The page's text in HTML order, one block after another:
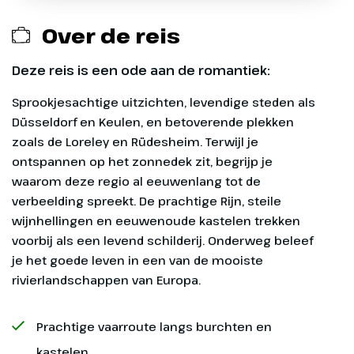
Over de reis
Deze reis is een ode aan de romantiek:
Sprookjesachtige uitzichten, levendige steden als
Düsseldorf en Keulen, en betoverende plekken
zoals de Loreley en Rüdesheim. Terwijl je
ontspannen op het zonnedek zit, begrijp je
waarom deze regio al eeuwenlang tot de
verbeelding spreekt. De prachtige Rijn, steile
wijnhellingen en eeuwenoude kastelen trekken
voorbij als een levend schilderij. Onderweg beleef
je het goede leven in een van de mooiste
rivierlandschappen van Europa.
Prachtige vaarroute langs burchten en
Dag 1
Arnhem - Düsseldorf
welkom aan boord. Nadat je je
betalen)
Excursies (aan boord te boeken en betalen)
Verzekeringen
Eventuele fooien
Vanaf-prijs
De vanaf-prijs is op basis van een tweepersoonshut